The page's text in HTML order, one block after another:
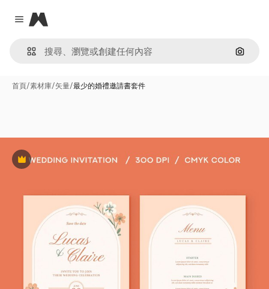
Close menu
Magnific
通過圖
首頁/素材庫/矢量/最少的婚禮邀請書套件
Premium